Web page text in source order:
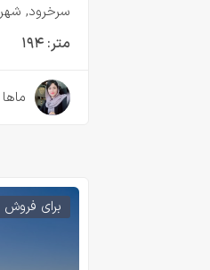
سرخرود,
متر: ۱۹۴
برای فروش